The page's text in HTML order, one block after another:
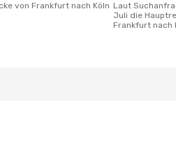
von Frankfurt nach Köln Laut Suchanfragen unserer Kunden ist
Juli die
Frankfurt nach